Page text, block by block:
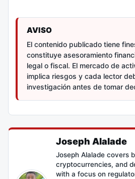
AVISO
El contenido publicado tiene
constituye asesoramiento
legal o fiscal. El mercado de
implica riesgos y cada lector
investigación antes de tomar
Joseph Alalade
Joseph Alalade covers
cryptocurrencies, and
with a focus on